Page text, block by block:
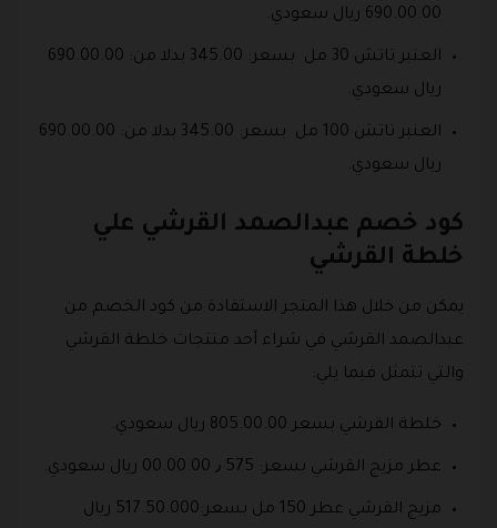
690.00.00 ريال سعودي.
العنبر تاتش 30 مل بسعر: 345.00 بدلا من: 690.00.00
ريال سعودي.
العنبر تاتش 100 مل بسعر: 345.00 بدلا من: 690.00.00
ريال سعودي.
كود خصم عبدالصمد القرشي علي
خلطة القرشي
يمكن من خلال هذا المتجر الاستفادة من كود الخصم من
عبدالصمد القرشي في شراء أحد منتجات خلطة القرشي
والتي تتمثل فيما يلي:
خلطة القرشي بسعر 805.00.00 ريال سعودي.
عطر مزيج القرشي بسعر: 575 ٫ 00.00.00 ريال سعودي.
مزيج القرشي عطر 150 مل بسعر:517.50.000 ريال